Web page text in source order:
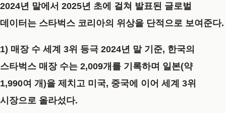
2024년 말에서 2025년 초에 걸쳐 발표된 글로벌
데이터는 스타벅스 코리아의 위상을 단적으로 보여준다.
1) 매장 수 세계 3위 등극 2024년 말 기준, 한국의
스타벅스 매장 수는 2,009개 를 기록하며 일본(약
1,990여 개)을 제치고 미국, 중국에 이어 세계 3위
시장으로 올라섰다.